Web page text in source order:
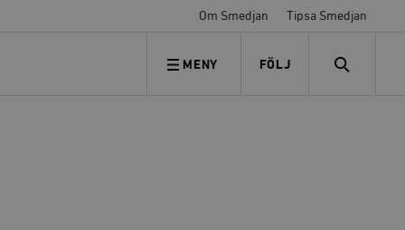
Om Smedjan Tipsa Smedjan
MENY FÖLJ
FÖLJ OSS SEARCH